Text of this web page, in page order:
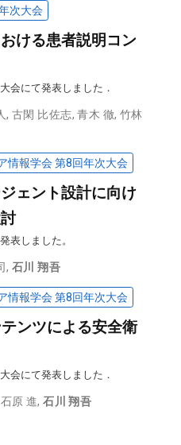
次大会
ける患者説明コン
会にて発表しました．
,古閑 比佐志,青木 徹, 竹林
情報学会 第8回年次大会
ェント設計に向け
表しました。
,石川 翔吾
情報学会 第8回年次大会
ンツによる安全衛
会にて発表しました．
石原 進,石川 翔吾